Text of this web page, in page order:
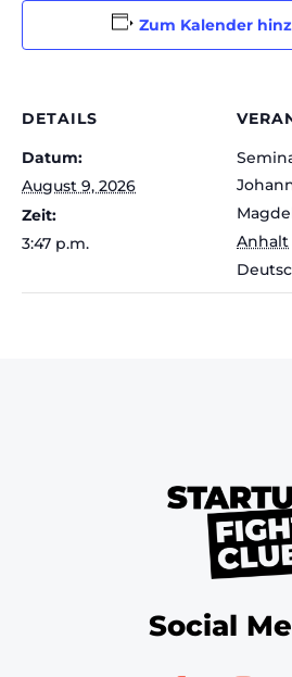
Zum Kalender
DETAILS
Datum:
August 9, 2026
Zeit:
3:47 p.m.
Anhalt
Social